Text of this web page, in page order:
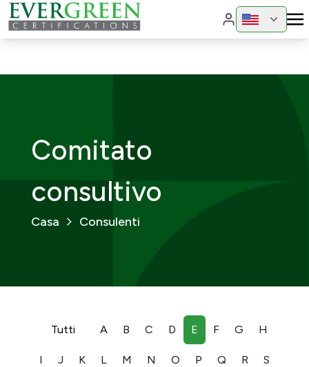
Cambia
Comitato
consultivo
Casa Consulenti
Tutti A B C D E F G H
I J K L M N O P Q R S